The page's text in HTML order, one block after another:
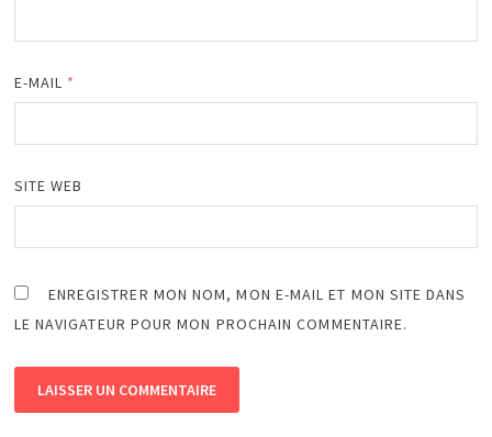
E-MAIL *
SITE WEB
ENREGISTRER MON NOM, MON E-MAIL ET MON SITE DANS
LE NAVIGATEUR POUR MON PROCHAIN COMMENTAIRE.